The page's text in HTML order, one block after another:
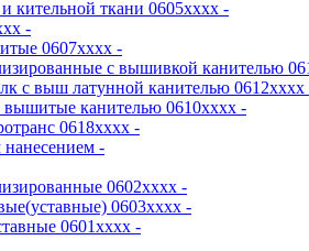
кительной ткани 0605хххх -
-
0607хххх -
с вышивкой канителью
с выш латунной канителью 0612хххх
канителью 0610хххх -
0618хххх -
-
0602хххх -
0603хххх -
0601хххх -